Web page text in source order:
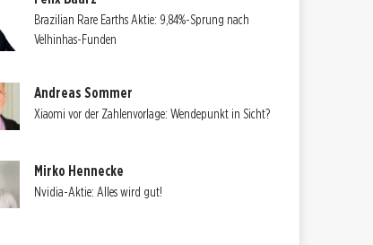
Brazilian Rare Earths Aktie: 9,84%-Sprung nach
Velhinhas-Funden
Andreas Sommer
Xiaomi vor der Zahlenvorlage: Wendepunkt in Sicht?
Mirko Hennecke
Nvidia-Aktie: Alles wird gut!